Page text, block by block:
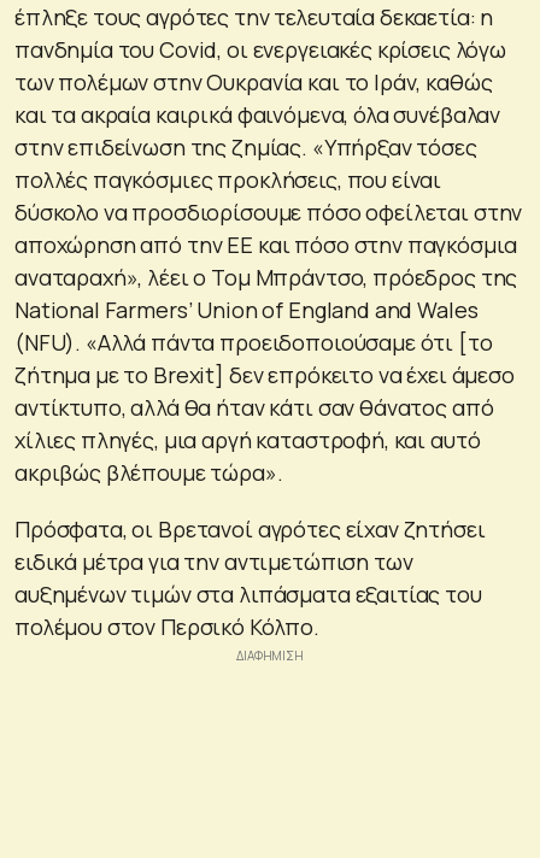
έπληξε τους αγρότες την τελευταία δεκαετία: η
πανδημία του Covid, οι ενεργειακές κρίσεις λόγω
των πολέμων στην Ουκρανία και το Ιράν, καθώς
και τα ακραία καιρικά φαινόμενα, όλα συνέβαλαν
στην επιδείνωση της ζημίας. «Υπήρξαν τόσες
πολλές παγκόσμιες προκλήσεις, που είναι
δύσκολο να προσδιορίσουμε πόσο οφείλεται στην
αποχώρηση από την ΕΕ και πόσο στην παγκόσμια
αναταραχή», λέει ο Τομ Μπράντσο, πρόεδρος της
National Farmers’ Union of England and Wales
(NFU). «Αλλά πάντα προειδοποιούσαμε ότι [το
ζήτημα με το Brexit] δεν επρόκειτο να έχει άμεσο
αντίκτυπο, αλλά θα ήταν κάτι σαν θάνατος από
χίλιες πληγές, μια αργή καταστροφή, και αυτό
ακριβώς βλέπουμε τώρα».
Πρόσφατα, οι Βρετανοί αγρότες είχαν ζητήσει
ειδικά μέτρα για την αντιμετώπιση των
αυξημένων τιμών στα λιπάσματα εξαιτίας του
πολέμου στον Περσικό Κόλπο.